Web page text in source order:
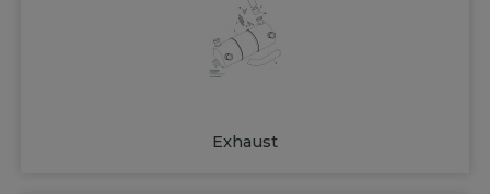
Exhaust